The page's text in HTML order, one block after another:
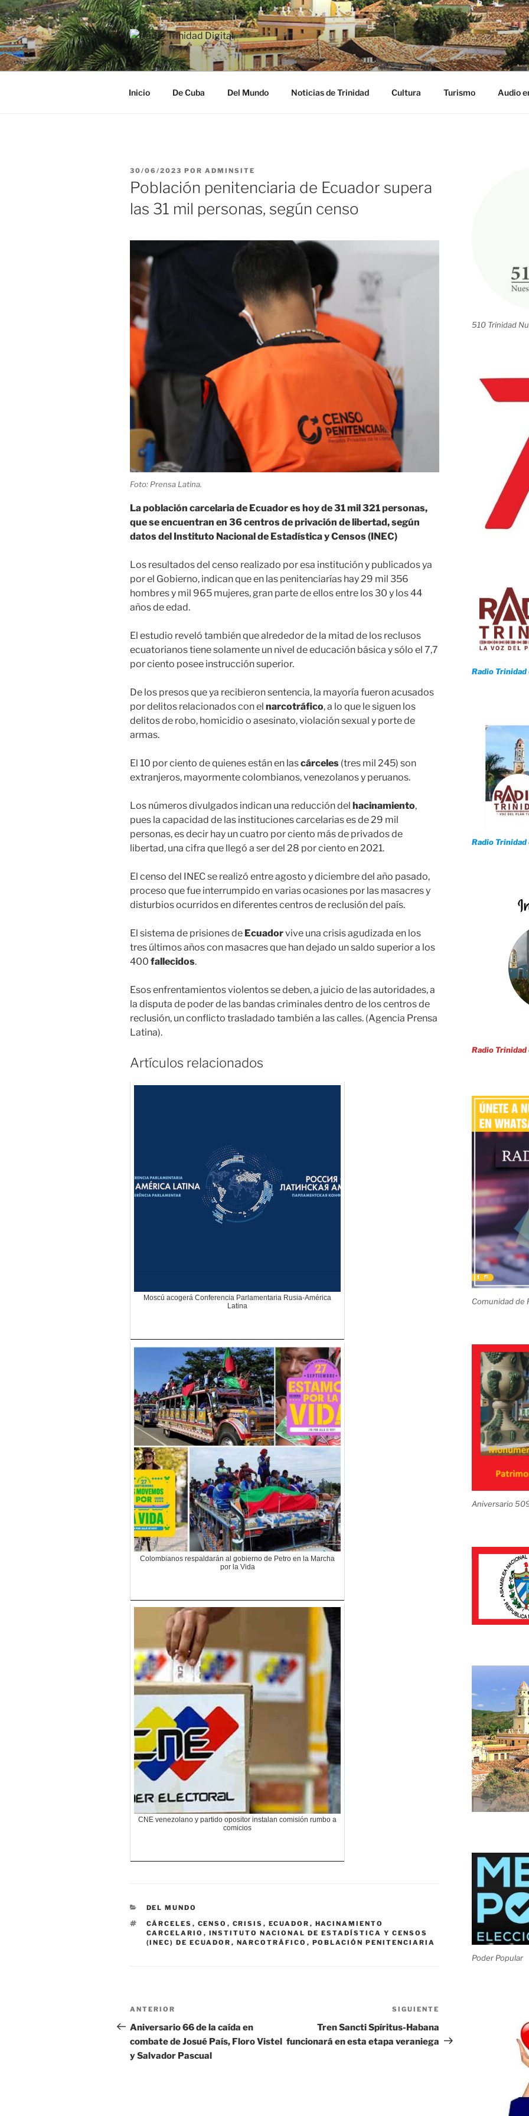
Saltar
al
contenido
RADIO TRINIDAD DIGITAL
Desde la Ciudad Museo del Caribe
Inicio De Cuba Del Mundo Noticias de Trinidad Cultura Turismo Audio
PUBLICADO
30/06/2023 POR ADMINSITE
Población penitenciaria de Ecuador supera
las 31 mil personas, según censo
Foto: Prensa Latina.
La población carcelaria de Ecuador es hoy de 31 mil 321 personas,
que se encuentran en 36 centros de privación de libertad, según
datos del Instituto Nacional de Estadística y Censos (INEC)
Los resultados del censo realizado por esa institución y publicados ya
por el Gobierno, indican que en las penitenciarías hay 29 mil 356
hombres y mil 965 mujeres, gran parte de ellos entre los 30 y los 44
años de edad.
El estudio reveló también que alrededor de la mitad de los reclusos
ecuatorianos tiene solamente un nivel de educación básica y sólo el 7,7
por ciento posee instrucción superior.
De los presos que ya recibieron sentencia, la mayoría fueron acusados
por delitos relacionados con el narcotráfico, a lo que le siguen los
delitos de robo, homicidio o asesinato, violación sexual y porte de
armas.
El 10 por ciento de quienes están en lascárceles (tres mil 245) son
extranjeros, mayormente colombianos, venezolanos y peruanos.
Los números divulgados indican una reducción del hacinamiento,
pues la capacidad de las instituciones carcelarias es de 29 mil
personas, es decir hay un cuatro por ciento más de privados de
libertad, una cifra que llegó a ser del 28 por ciento en 2021.
El censo del INEC se realizó entre agosto y diciembre del año pasado,
proceso que fue interrumpido en varias ocasiones por las masacres y
disturbios ocurridos en diferentes centros de reclusión del país.
El sistema de prisiones de Ecuadorvive una crisis agudizada en los
tres últimos años con masacres que han dejado un saldo superior a los
400 fallecidos.
Esos enfrentamientos violentos se deben, a juicio de las autoridades, a
la disputa de poder de las bandas criminales dentro de los centros de
reclusión, un conflicto trasladado también a las calles. (Agencia Prensa
Latina).
Artículos relacionados
Moscú acogerá Conferencia Parlamentaria Rusia-América
Latina
Colombianos respaldarán al gobierno de Petro en la Marcha
por la Vida
CNE venezolano y partido opositor instalan comisión rumbo a
comicios
CATEGORÍAS
DEL MUNDO
ETIQUETAS
CÁRCELES , CENSO , CRISIS , ECUADOR , HACINAMIENTO
CARCELARIO , INSTITUTO NACIONAL DE ESTADÍSTICA Y CENSOS
(INEC) DE ECUADOR , NARCOTRÁFICO , POBLACIÓN PENITENCIARIA
Navegación
de
entradas
Entrada
anterior:
ANTERIOR
Aniversario 66 de la caída en
combate de Josué País, Floro Vistel
y Salvador Pascual
SIGUIENTE
Tren Sancti Spíritus-Habana
funcionará en esta etapa veraniega
510 Trinidad
Radio Trinidad
Radio
Radio Trinidad
Comunidad de
Aniversario
Poder Popular